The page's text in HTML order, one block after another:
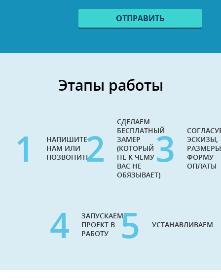
Этапы работы
1
НАПИШИТЕ
НАМ ИЛИ
ПОЗВОНИТЕ2
СДЕЛАЕМ
БЕСПЛАТНЫЙ
ЗАМЕР
(КОТОРЫЙ
НЕ К ЧЕМУ
ВАС НЕ
ОБЯЗЫВАЕТ)
3
ЭСКИЗЫ,
ФОРМУ
ОПЛАТЫ
4
ЗАПУСКАЕМ
ПРОЕКТ В
РАБОТУ
5 УСТАНАВЛИВАЕМ